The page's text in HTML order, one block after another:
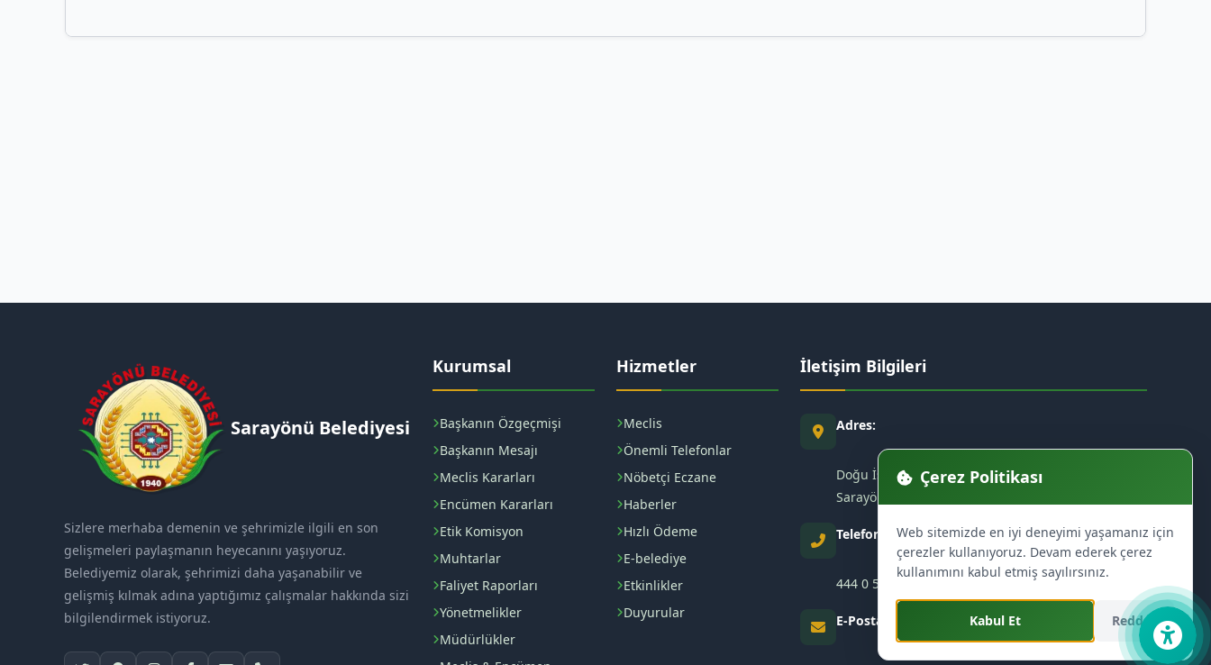
Sarayönü Belediyesi
Sizlere merhaba demenin ve şehrimizle ilgili en son
gelişmeleri paylaşmanın heyecanını yaşıyoruz.
Belediyemiz olarak, şehrimizi daha yaşanabilir ve
gelişmiş kılmak adına yaptığımız çalışmalar hakkında sizi
bilgilendirmek istiyoruz.
Kurumsal
Başkanın Özgeçmişi
Başkanın Mesajı
Meclis Kararları
Encümen Kararları
Etik Komisyon
Muhtarlar
Faliyet Raporları
Yönetmelikler
Müdürlükler
Hizmetler
Meclis
Önemli Telefonlar
Nöbetçi Eczane
Haberler
Hızlı Ödeme
E-belediye
Etkinlikler
Duyurular
İletişim Bilgileri
Adres:
Doğu İstasyon Mah. Tahir Çelik Cad. No:58
Sarayönü / Konya
Telefon:
444 0 570
E-Posta:
Çerez Politikası
Web sitemizde en iyi deneyimi yaşamanız için
çerezler kullanıyoruz. Devam ederek çerez
kullanımını kabul etmiş sayılırsınız.
Kabul Et Reddet